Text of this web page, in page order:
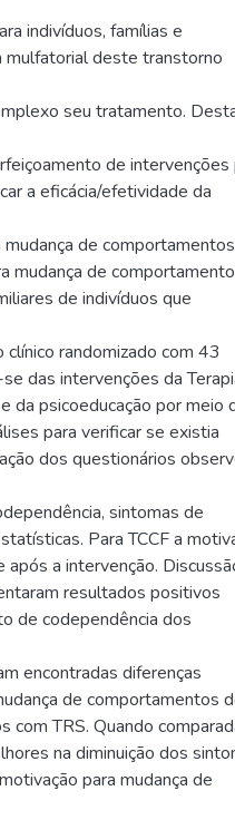
indivíduos, famílias e
mulfatorial deste transtorno
seu tratamento.
de intervenções
a eficácia/efetividade da
de
mudança de
de indivíduos que
randomizado com 43
das intervenções da
da psicoeducação por meio
para verificar se existia
dos questionários
sintomas de
Para TCCF a
a intervenção.
resultados positivos
de codependência dos
encontradas diferenças
de comportamentos
com TRS. Quando
na diminuição dos
para mudança de